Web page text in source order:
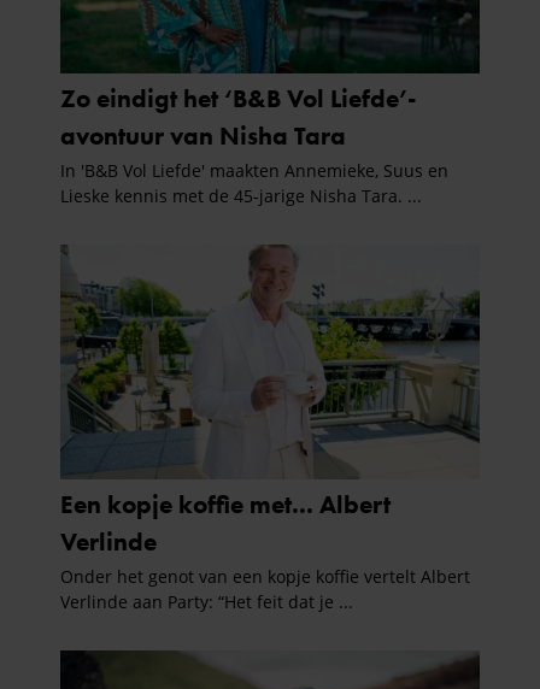
informatie die u aan ze heeft verstrekt of die ze hebben
verzameld op basis van uw gebruik van hun services. U
gaat akkoord met onze cookies als u onze website blijft
gebruiken.